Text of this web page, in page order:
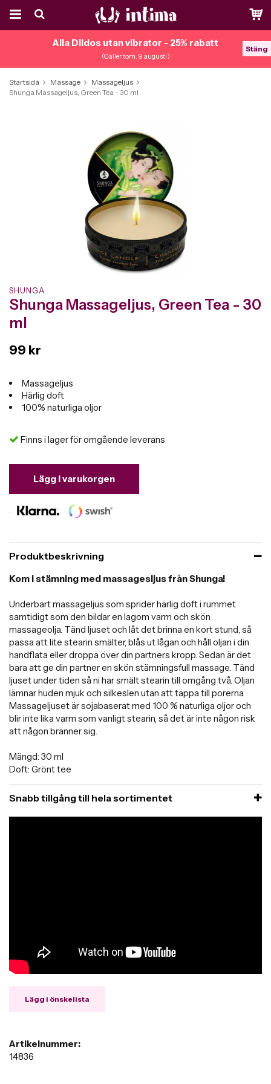
Alla Dildos utan vibrator - 25% rabatt
(Gäller tom. 9 augusti)
Stäng
Startsida Massage
Massageljus
Shunga Massageljus, Green Tea - 30 ml
SHUNGA
Shunga Massageljus, Green Tea - 30
ml
99 kr
Massageljus
Härlig doft
100% naturliga oljor
Finns i lager för omgående leverans
Lägg i varukorgen
Produktbeskrivning
Kom i stämning med massagesljus från Shunga!
Underbart massageljus som sprider härlig doft i rummet
samtidigt som den bildar en lagom varm och skön
massageolja. Tänd ljuset och låt det brinna en kort stund, så
passa att lite stearin smälter, blås ut lågan och håll oljan i din
handflata eller droppa över din partners kropp. Sedan är det
bara att ge din partner en skön stämningsfull massage. Tänd
ljuset under tiden så ni har smält stearin till omgång två. Oljan
lämnar huden mjuk och silkeslen utan att täppa till porerna.
Massageljuset är sojabaserat med 100 % naturliga oljor och
blir inte lika varm som vanligt stearin, så det är inte någon risk
att någon bränner sig.
Mängd: 30 ml
Doft: Grönt tee
Snabb tillgång till hela sortimentet
Lägg i önskelista
Artikelnummer:
14836